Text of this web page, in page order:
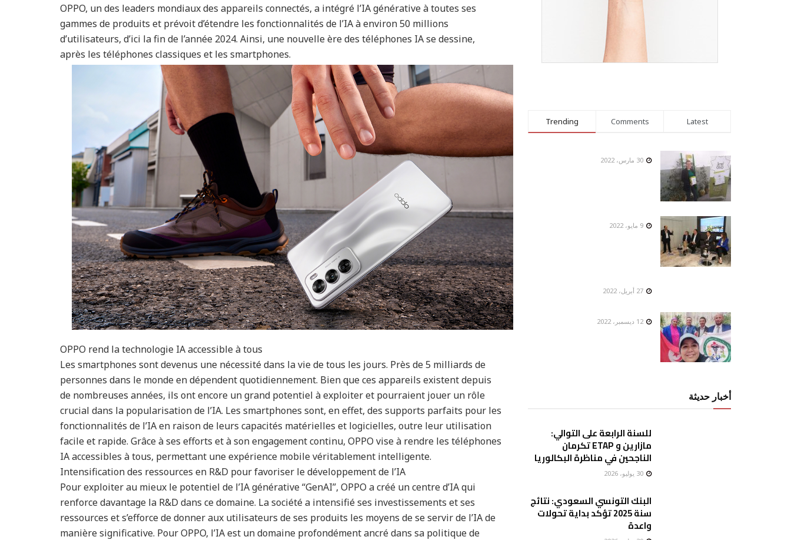
OPPO, un des leaders mondiaux des appareils connectés, a intégré l’IA générative à toutes ses
gammes de produits et prévoit d’étendre les fonctionnalités de l’IA à environ 50 millions
d’utilisateurs, d’ici la fin de l’année 2024. Ainsi, une nouvelle ère des téléphones IA se dessine,
après les téléphones classiques et les smartphones.
OPPO rend la technologie IA accessible à tous
Les smartphones sont devenus une nécessité dans la vie de tous les jours. Près de 5 milliards de
personnes dans le monde en dépendent quotidiennement. Bien que ces appareils existent depuis
de nombreuses années, ils ont encore un grand potentiel à exploiter et pourraient jouer un rôle
crucial dans la popularisation de l’IA. Les smartphones sont, en effet, des supports parfaits pour les
fonctionnalités de l’IA en raison de leurs capacités matérielles et logicielles, outre leur utilisation
facile et rapide. Grâce à ses efforts et à son engagement continu, OPPO vise à rendre les téléphones
IA accessibles à tous, permettant une expérience mobile véritablement intelligente.
Intensification des ressources en R&D pour favoriser le développement de l’IA
Pour exploiter au mieux le potentiel de l’IA générative ‘‘GenAI’’, OPPO a créé un centre d’IA qui
renforce davantage la R&D dans ce domaine. La société a intensifié ses investissements et ses
ressources et s’efforce de donner aux utilisateurs de ses produits les moyens de se servir de l’IA de
manière significative. Pour OPPO, l’IA est un domaine profondément ancré dans sa politique de
Trending Comments Latest
أخبار حديثة
للسنة الرابعة على التوالي:
مازارين و ETAP تكرمان
الناجحين في مناظرة البكالوريا
البنك التونسي السعودي: نتائج
سنة 2025 تؤكد بداية تحولات
واعدة